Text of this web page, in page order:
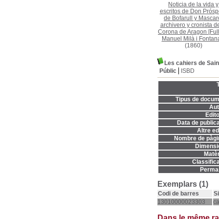
Noticia de la vida y
escritos de Don
de Bofarull y
archivero y cronista
Corona de Aragon
Manuel Milà i
(1860)
Les cahiers de
Públic
ISBD
Tipus de
Data de
Altre
Nombre de
Exemplars (1)
Codi de barres
13010000023303